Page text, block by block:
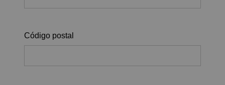
Código postal